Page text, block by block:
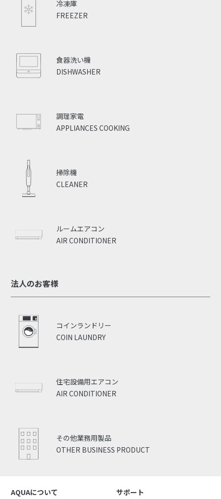
FREEZER
冷凍庫
DISHWASHER
食器洗い機
APPLIANCES COOKING
調理家電
CLEANER
掃除機
AIR CONDITIONER
ルームエアコン
法人のお客様
COIN LAUNDRY
コインランドリー
AIR CONDITIONER
住宅設備用エアコン
OTHER BUSINESS PRODUCT
その他業務用製品
AQUAについて サポート